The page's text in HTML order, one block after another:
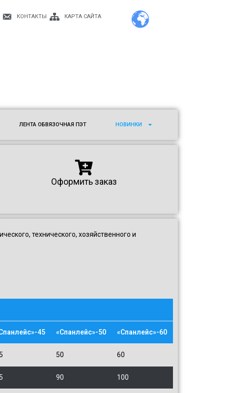
КОНТАКТЫ КАРТА САЙТА
ЛЕНТА ОБВЯЗОЧНАЯ ПЭТ НОВИНКИ
Оформить заказ
технического, хозяйственного и
45 «Спанлейс»-50 «Спанлейс»-60
50 60
90 100